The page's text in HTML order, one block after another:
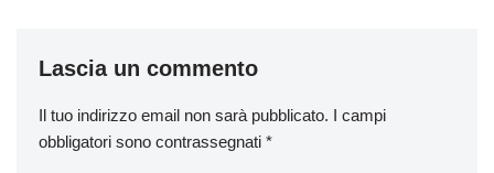
Lascia un commento
Il tuo indirizzo email non sarà pubblicato. I campi
obbligatori sono contrassegnati *